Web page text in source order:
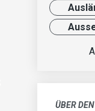
ÜBER